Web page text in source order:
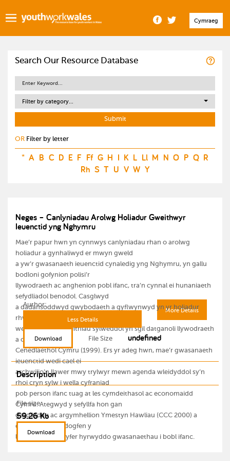
Cymraeg
Search Our Resource Database
Filter by category...
OR Filter by letter
* A B C D E F Ff G H I K L Ll M N O P Q R
Rh S T U V W Y
Neges – Canlyniadau Arolwg Holiadur Gweithwyr
Ieuenctid yng Nghymru
Mae’r papur hwn yn cynnwys canlyniadau rhan o arolwg
holiadur a gynhaliwyd er mwyn gweld
a yw’r gwasanaeth ieuenctid cynaledig yng Nghymru, yn gallu
bodloni gofynion polisi’r
llywodraeth ac anghenion pobl ifanc, tra’n cynnal ei hunaniaeth
sefydliadol benodol. Casglwyd
a dadansoddwyd gwybodaeth a gyflwynwyd yn yr holiadur
rhwng 2000 a 2002, cyfnod pan
welwyd nifer o effeithiau sylweddol yn sgil datganoli llywodraeth
a chreu Cynulliad
Cenedlaethol Cymru (1999). Ers yr adeg hwn, mae’r gwasanaeth
ieuenctid wedi cael ei
archwilio’n llawer mwy trylwyr mewn agenda wleidyddol sy’n
rhoi cryn sylw i wella cyfraniad
pob person ifanc tuag at les cymdeithasol ac economaidd
Cymru. Ategwyd y sefyllfa hon gan
gasgliadau ac argymhellion Ymestyn Hawliau (CCC 2000) a
ddaeth yn brif ddogfen y
llywodraeth ar gyfer hyrwyddo gwasanaethau i bobl ifanc.
More Details
Author:
Less Details
Download File Size undefined
Description
File size
59.26 Kb
Download